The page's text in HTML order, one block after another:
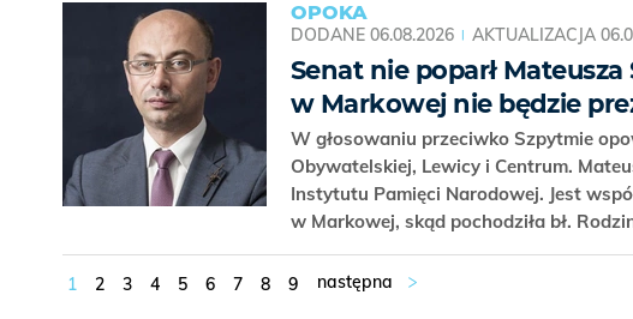
OPOKA
DODANE 06.08.2026 AKTUALIZACJA
Senat nie poparł
w Markowej nie będzie
W głosowaniu przeciwko Szpytmie
Obywatelskiej, Lewicy i Centrum.
Instytutu Pamięci Narodowej. Jest
w Markowej, skąd pochodziła bł.
1 2 3 4 5 6 7 8 9